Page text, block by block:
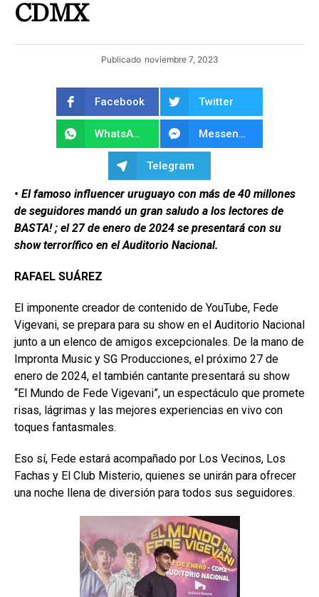
CDMX
Publicado noviembre 7, 2023
Facebook Twitter
WhatsApp Messenger
Telegram
• El famoso influencer uruguayo con más de 40 millones
de seguidores mandó un gran saludo a los lectores de
BASTA! ; el 27 de enero de 2024 se presentará con su
show terrorífico en el Auditorio Nacional.
RAFAEL SUÁREZ
El imponente creador de contenido de YouTube, Fede
Vigevani, se prepara para su show en el Auditorio Nacional
junto a un elenco de amigos excepcionales. De la mano de
Impronta Music y SG Producciones, el próximo 27 de
enero de 2024, el también cantante presentará su show
“El Mundo de Fede Vigevani”, un espectáculo que promete
risas, lágrimas y las mejores experiencias en vivo con
toques fantasmales.
Eso sí, Fede estará acompañado por Los Vecinos, Los
Fachas y El Club Misterio, quienes se unirán para ofrecer
una noche llena de diversión para todos sus seguidores.